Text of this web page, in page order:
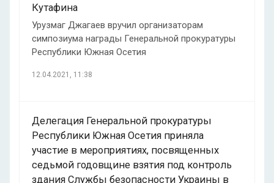
Кутафина
Урузмаг Джагаев вручил организаторам
симпозиума награды Генеральной прокуратуры
Республики Южная Осетия
12.04.2021, 11:38
Делегация Генеральной прокуратуры
Республики Южная Осетия приняла
участие в мероприятиях, посвященных
седьмой годовщине взятия под контроль
здания Службы безопасности Украины в